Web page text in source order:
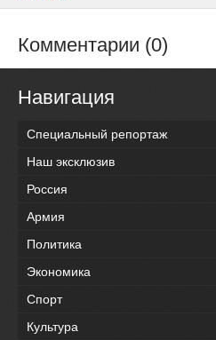
Комментарии (0)
Навигация
Специальный репортаж
Наш эксклюзив
Россия
Армия
Политика
Экономика
Спорт
Культура